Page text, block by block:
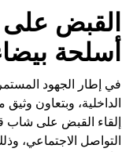
القبض
أسلحة
في إطار الجهود
الداخلية، وبتعاون
إلقاء القبض على شاب
التواصل الاجتماعي،